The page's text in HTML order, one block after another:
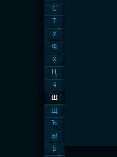
С
Т
У
Ф
Х
Ц
Ч
Ш
Щ
Ъ
Ы
Ь